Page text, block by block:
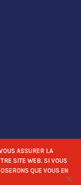
ASSURER LA
SITE WEB. SI VOUS
QUE VOUS EN